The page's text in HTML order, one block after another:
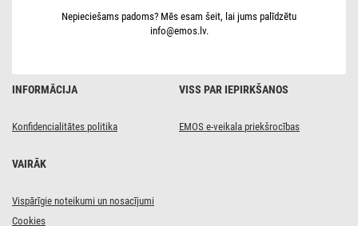
balta
INFORMĀCIJA
Konfidencialitātes politika
VISS PAR IEPIRKŠANOS
EMOS e-veikala priekšrocības
VAIRĀK
Vispārīgie noteikumi un nosacījumi
Cookies
Nepieciešams padoms? Mēs esam šeit, lai jums palīdzētu
info@emos.lv.